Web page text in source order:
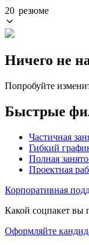
20 резюме
Ничего не
Попробуйте
Быстрые
Частичная
Гибкий
Полная
Проектная
Корпоративная
Какой соцпакет вы
Оформляйте